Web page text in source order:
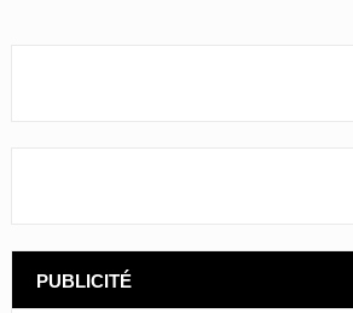
PUBLICITÉ